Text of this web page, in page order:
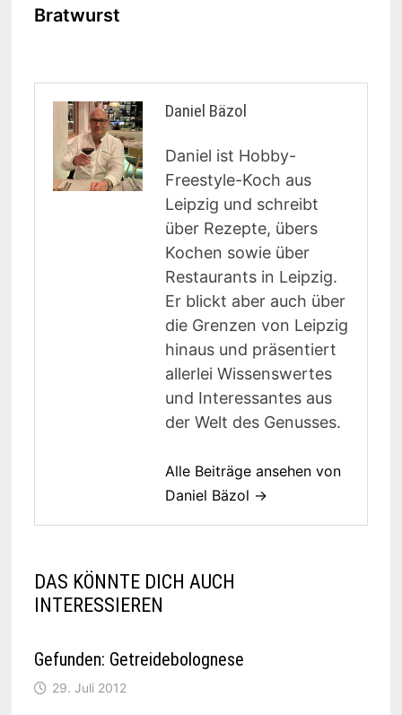
Bratwurst
Daniel Bäzol
Daniel ist Hobby-
Freestyle-Koch aus
Leipzig und schreibt
über Rezepte, übers
Kochen sowie über
Restaurants in Leipzig.
Er blickt aber auch über
die Grenzen von Leipzig
hinaus und präsentiert
allerlei Wissenswertes
und Interessantes aus
der Welt des Genusses.
Alle Beiträge ansehen von
Daniel Bäzol →
DAS KÖNNTE DICH AUCH
INTERESSIEREN
Gefunden: Getreidebolognese
29. Juli 2012